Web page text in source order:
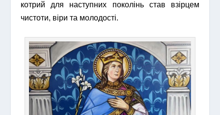
котрий для наступних поколінь став взірцем
чистоти, віри та молодості.